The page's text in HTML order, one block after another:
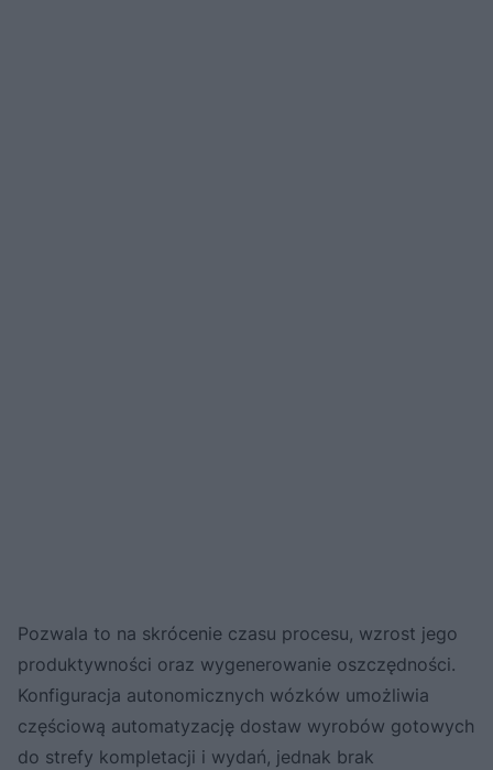
Pozwala to na skrócenie czasu procesu, wzrost jego
produktywności oraz wygenerowanie oszczędności.
Konfiguracja autonomicznych wózków umożliwia
częściową automatyzację dostaw wyrobów gotowych
do strefy kompletacji i wydań, jednak brak